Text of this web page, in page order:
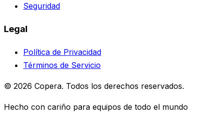
Seguridad
Legal
Política de Privacidad
Términos de Servicio
© 2026 Copera. Todos los derechos reservados.
Hecho con cariño para equipos de todo el mundo